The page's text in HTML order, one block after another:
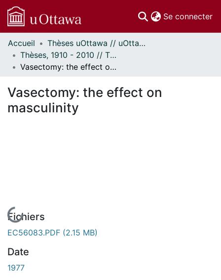
Se connecter
Communautés
et collections
Parcourir
À propos
Accueil
Thèses uOttawa // uOttawa Theses
Thèses, 1910 - 2010 // Theses, 1910 - 2010
Vasectomy: the effect on masculinity
Vasectomy: the effect on
masculinity
En cours de chargement...
Fichiers
EC56083.PDF (2.15 MB)
Date
1977